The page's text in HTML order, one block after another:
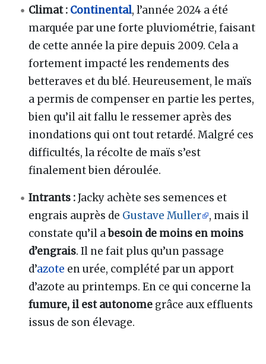
Climat : Continental, l’année 2024 a été
marquée par une forte pluviométrie, faisant
de cette année la pire depuis 2009. Cela a
fortement impacté les rendements des
betteraves et du blé. Heureusement, le maïs
a permis de compenser en partie les pertes,
bien qu’il ait fallu le ressemer après des
inondations qui ont tout retardé. Malgré ces
difficultés, la récolte de maïs s’est
finalement bien déroulée.
Intrants :Jacky achète ses semences et
engrais auprès de Gustave Muller
, mais il
constate qu’il abesoin de moins en moins
d’engrais. Il ne fait plus qu’un passage
d’azote en urée, complété par un apport
d’azote au printemps. En ce qui concerne la
fumure, il est autonome grâce aux effluents
issus de son élevage.